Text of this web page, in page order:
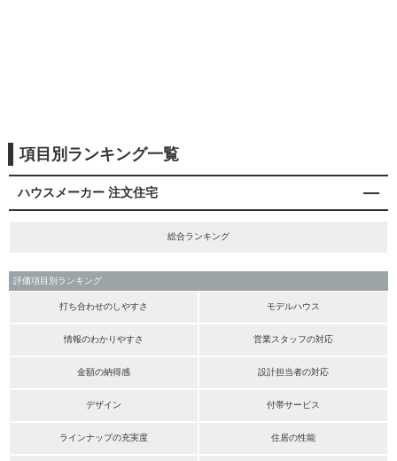
項目別ランキング一覧
ハウスメーカー 注文住宅
総合ランキング
評価項目別ランキング
打ち合わせのしやすさ モデルハウス
情報のわかりやすさ 営業スタッフの対応
金額の納得感 設計担当者の対応
デザイン 付帯サービス
ラインナップの充実度 住居の性能